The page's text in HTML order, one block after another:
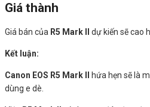
Giá thành
Giá bán của R5 Mark II dự kiến sẽ cao
Kết luận:
Canon EOS R5 Mark II hứa hẹn sẽ là
dùng e dè.